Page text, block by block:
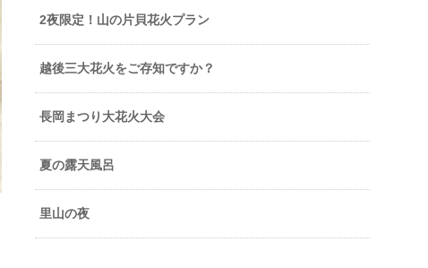
2夜限定！山の片貝花火プラン
越後三大花火をご存知ですか？
長岡まつり大花火大会
夏の露天風呂
里山の夜